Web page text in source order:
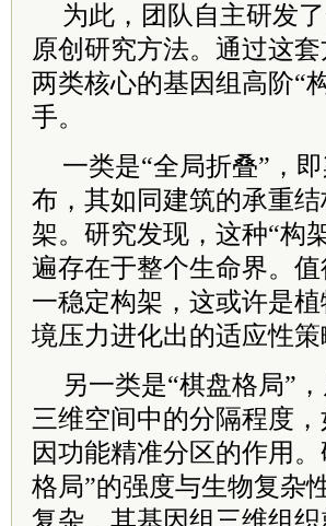
为此，团队自主研发
原创研究方法。通过这
两类核心的基因组高阶“
手。
一类是“全局折叠”，
布，其如同建筑的承重
架。研究发现，这种“构
遍存在于整个生命界。
一稳定构架，这或许是
境压力进化出的适应性策
另一类是“棋盘格局”
三维空间中的分隔程度
因功能精准分区的作用
格局”的强度与生物复杂